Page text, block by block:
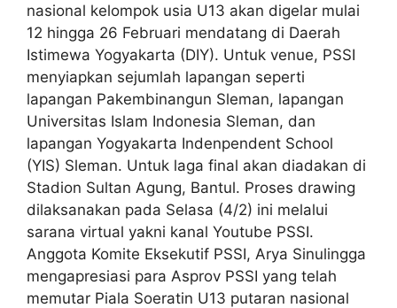
nasional kelompok usia U13 akan digelar mulai
12 hingga 26 Februari mendatang di Daerah
Istimewa Yogyakarta (DIY). Untuk venue, PSSI
menyiapkan sejumlah lapangan seperti
lapangan Pakembinangun Sleman, lapangan
Universitas Islam Indonesia Sleman, dan
lapangan Yogyakarta Indenpendent School
(YIS) Sleman. Untuk laga final akan diadakan di
Stadion Sultan Agung, Bantul. Proses drawing
dilaksanakan pada Selasa (4/2) ini melalui
sarana virtual yakni kanal Youtube PSSI.
Anggota Komite Eksekutif PSSI, Arya Sinulingga
mengapresiasi para Asprov PSSI yang telah
memutar Piala Soeratin U13 putaran nasional